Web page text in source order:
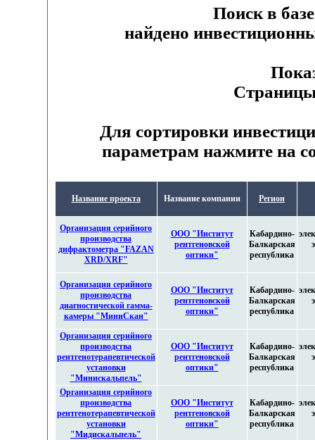
Поиск в
найдено
Для сортировки
параметрам нажмите на
Название проекта Название компании Регион
Организация серийного
производства
дифрактометра "FAZAN
XRD/XRF"
ООО "Институт
рентгеновской
оптики"
Кабардино-
Балкарская
республика
Организация серийного
производства
диагностической гамма-
камеры "МиниСкан"
ООО "Институт
рентгеновской
оптики"
Кабардино-
Балкарская
республика
Организация серийного
производства
рентгенотерапевтической
установки
"Минискальпель"
ООО "Институт
рентгеновской
оптики"
Кабардино-
Балкарская
республика
Организация серийного
производства
рентгенотерапевтической
установки
"Мидискальпель"
ООО "Институт
рентгеновской
оптики"
Кабардино-
Балкарская
республика